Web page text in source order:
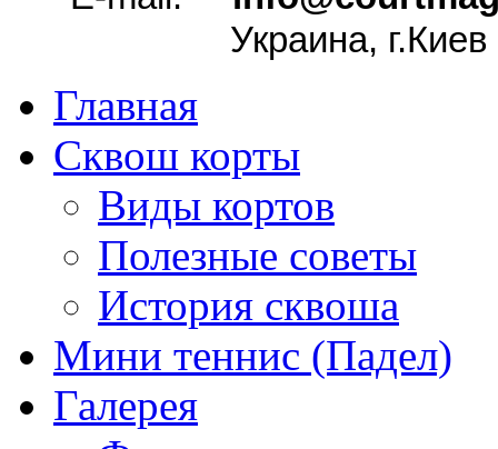
Украина, г.Киев
Главная
Сквош корты
Виды кортов
Полезные советы
История сквоша
Мини теннис (Падел)
Галерея